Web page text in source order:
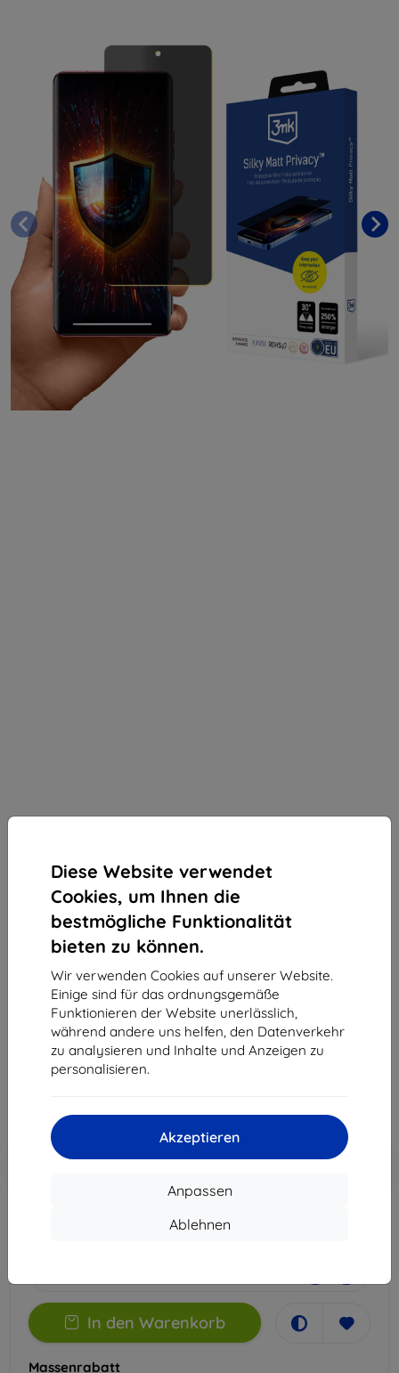
Diese Website verwendet
Cookies, um Ihnen die
bestmögliche Funktionalität
bieten zu können.
Wir verwenden Cookies auf unserer Website.
Einige sind für das ordnungsgemäße
Funktionieren der Website unerlässlich,
während andere uns helfen, den Datenverkehr
zu analysieren und Inhalte und Anzeigen zu
personalisieren.
Akzeptieren
Anpassen
Ablehnen
3mk Silky Matt Privacy Schutzfolie für Motorola
Edge 40
Geeignet für: Motorola Edge 40
14,90 €
13,41 €
ohne MWSt11,27 €
Rabatt mit Gutschein
In den
In den Warenkorb
Massenrabatt